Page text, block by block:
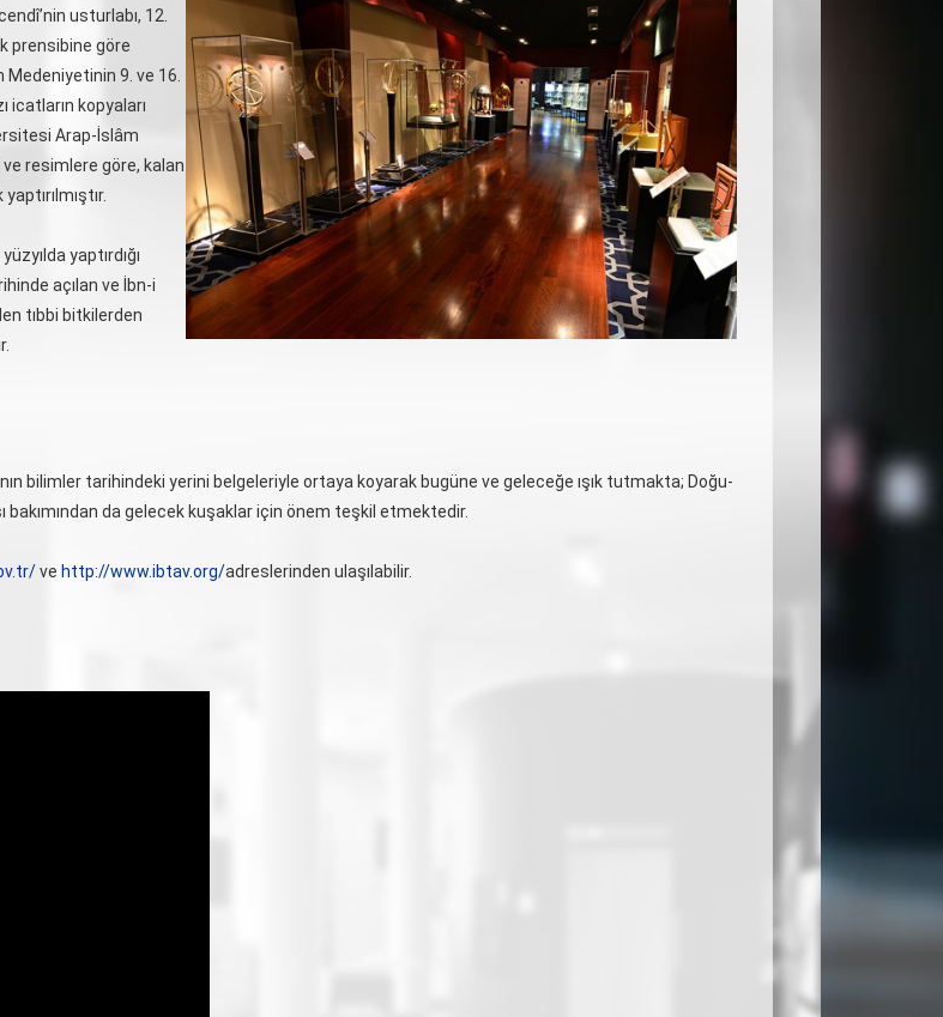
usturlabı, 12.
prensibine göre
Medeniyetinin 9. ve 16.
icatların kopyaları
Arap-İslâm
resimlere göre, kalan
yaptırdığı
açılan ve İbn-i
tıbbi bitkilerden
bilimler tarihindeki yerini belgeleriyle ortaya koyarak bugüne ve geleceğe ışık tutmakta; Doğu-
da gelecek kuşaklar için önem teşkil etmektedir.
ve http://www.ibtav.org/adreslerinden ulaşılabilir.